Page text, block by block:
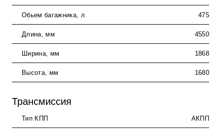
Обьем багажника, л 475
Длина, мм 4550
Ширина, мм 1868
Высота, мм 1680
Трансмиссия
Тип КПП АКПП